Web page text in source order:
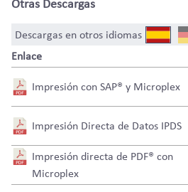
Otras Descargas
Descargas en otros idiomas
Enlace
Impresión con SAP® y Microplex
Impresión Directa de Datos IPDS
Impresión directa de PDF® con
Microplex